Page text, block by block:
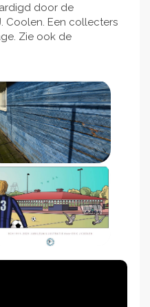
door de
Coolen. Een collecters
Zie ook de